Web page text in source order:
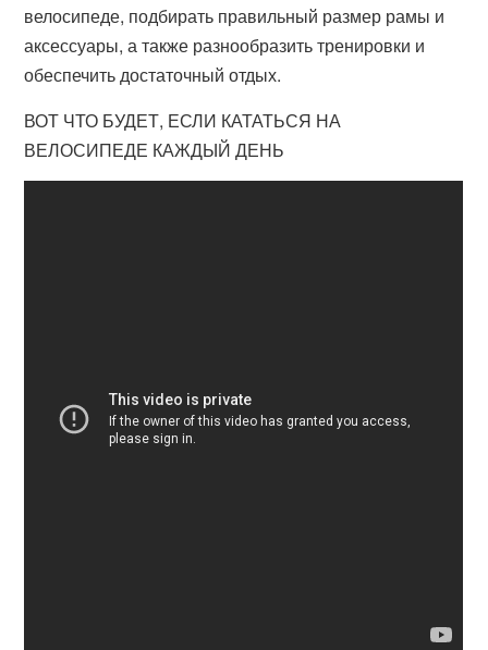
велосипеде, подбирать правильный размер рамы и
аксессуары, а также разнообразить тренировки и
обеспечить достаточный отдых.
ВОТ ЧТО БУДЕТ, ЕСЛИ КАТАТЬСЯ НА
ВЕЛОСИПЕДЕ КАЖДЫЙ ДЕНЬ